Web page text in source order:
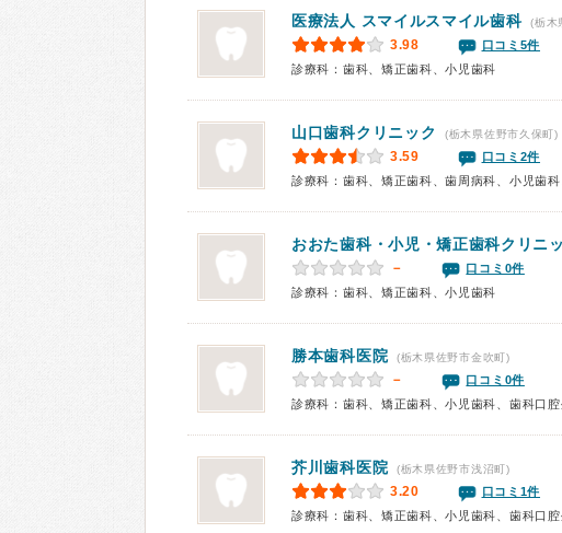
医療法人 スマイルスマイル歯科 (栃木
3.98
口コミ5件
診療科：歯科、矯正歯科、小児歯科
山口歯科クリニック (栃木県佐野市久保町)
3.59
口コミ2件
診療科：歯科、矯正歯科、歯周病科、小児歯
おおた歯科・小児・矯正歯科クリニ
－
口コミ0件
診療科：歯科、矯正歯科、小児歯科
勝本歯科医院 (栃木県佐野市金吹町)
－
口コミ0件
診療科：歯科、矯正歯科、小児歯科、歯科口腔
芥川歯科医院 (栃木県佐野市浅沼町)
3.20
口コミ1件
診療科：歯科、矯正歯科、小児歯科、歯科口腔